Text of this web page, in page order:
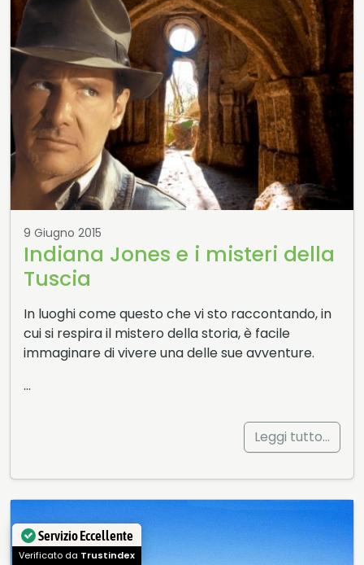
9 Giugno 2015
Indiana Jones e i misteri della
Tuscia
In luoghi come questo che vi sto raccontando, in
cui si respira il mistero della storia, è facile
immaginare di vivere una delle sue avventure.
…
Leggi tutto…
Servizio Eccellente